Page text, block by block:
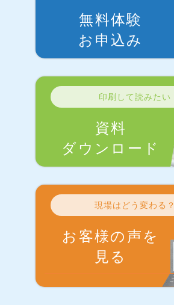
無料体験
お申込み
印刷して読みたい
資料
ダウンロード
現場はどう変わる？
お客様の声を
見る